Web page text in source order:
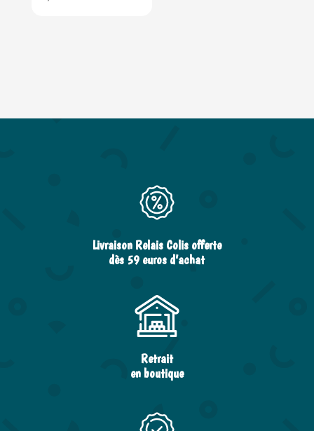
Livraison Relais Colis offerte
dès 59 euros d’achat
Retrait
en boutique